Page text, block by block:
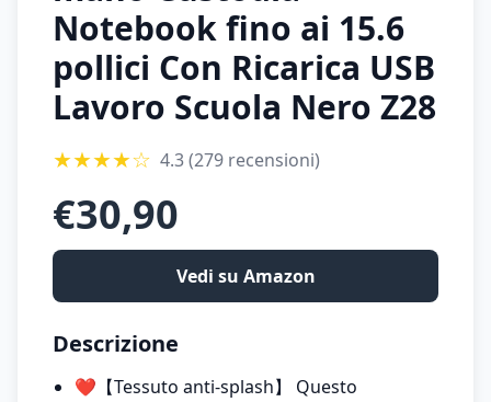
Notebook fino ai 15.6
pollici Con Ricarica USB
Lavoro Scuola Nero Z28
★★★★☆ 4.3(279 recensioni)
€30,90
Vedi su Amazon
Descrizione
❤️【Tessuto anti-splash】 Questo